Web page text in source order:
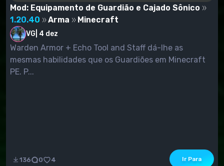
Mod: Equipamento de Guardião e Cajado Sônico
1.20.40
Arma Minecraft
VG 4 dez
Warden Armor + Echo Tool and Staff dá-lhe as
mesmas habilidades que os Guardiões em Minecraft
PE. P...
136 0 4 Ir Para